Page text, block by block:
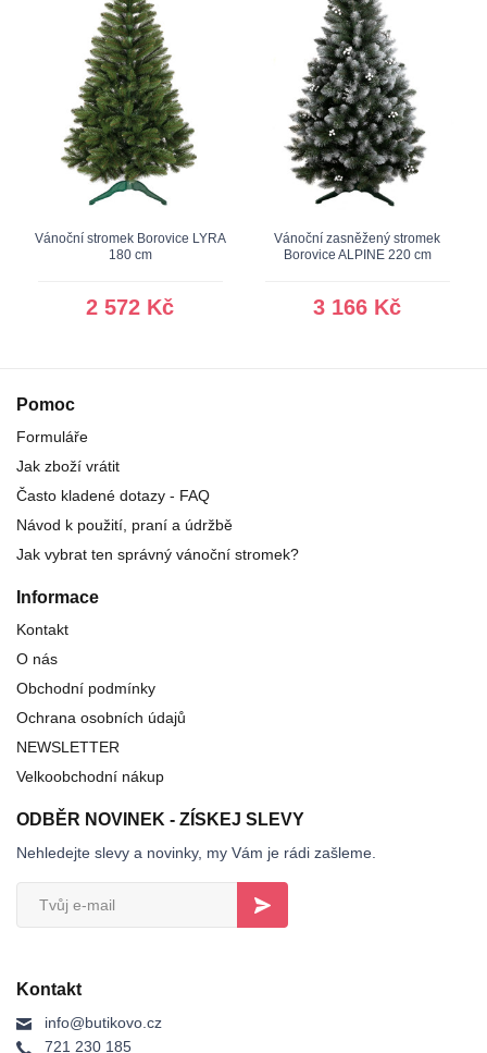
Vánoční stromek Borovice LYRA
180 cm
2 572 Kč
Vánoční zasněžený stromek
Borovice ALPINE 220 cm
3 166 Kč
Pomoc
Formuláře
Jak zboží vrátit
Často kladené dotazy - FAQ
Návod k použití, praní a údržbě
Jak vybrat ten správný vánoční stromek?
Informace
Kontakt
O nás
Obchodní podmínky
Ochrana osobních údajů
NEWSLETTER
Velkoobchodní nákup
ODBĚR NOVINEK - ZÍSKEJ SLEVY
Nehledejte slevy a novinky, my Vám je rádi zašleme.
Kontakt
info@butikovo.cz
721 230 185